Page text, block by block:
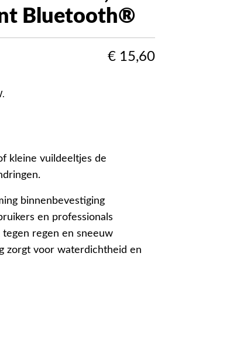
Bluetooth®
€ 15,60
kleine vuildeeltjes de
binnenbevestiging
en professionals
regen en sneeuw
zorgt voor waterdichtheid en